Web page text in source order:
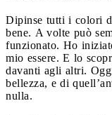
Dipinse tutti i colori
bene. A volte può
funzionato. Ho
mio essere. E lo
davanti agli altri.
bellezza, e di
nulla.